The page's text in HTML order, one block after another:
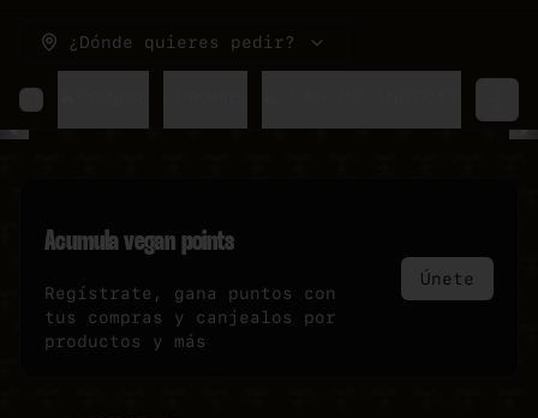
¿Dónde quieres pedir?
Acumulavegan points
Regístrate, gana puntos con
tus compras y canjealos por
productos y más
Únete